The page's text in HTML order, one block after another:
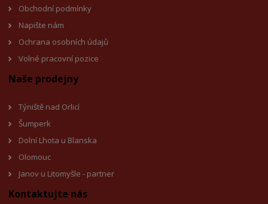
Obchodní podmínky
Napište nám
Ochrana osobních údajů
Volné pracovní pozice
Naše prodejny
Týniště nad Orlicí
Šumperk
Dolní Lhota u Blanska
Olomouc
Janov u Litomyšle - partner
Kontaktujte nás